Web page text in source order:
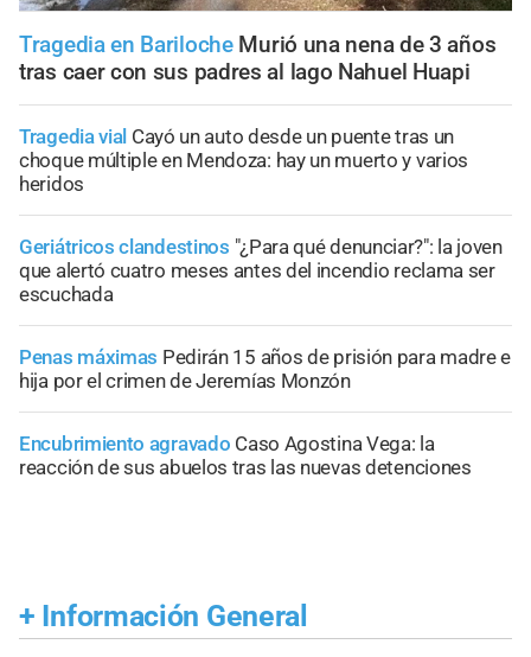
Tragedia en Bariloche Murió una nena de 3 años
tras caer con sus padres al lago Nahuel Huapi
Tragedia vial Cayó un auto desde un puente tras un
choque múltiple en Mendoza: hay un muerto y varios
heridos
Geriátricos clandestinos "¿Para qué denunciar?": la joven
que alertó cuatro meses antes del incendio reclama ser
escuchada
Penas máximas Pedirán 15 años de prisión para madre e
hija por el crimen de Jeremías Monzón
Encubrimiento agravado Caso Agostina Vega: la
reacción de sus abuelos tras las nuevas detenciones
+ Información General